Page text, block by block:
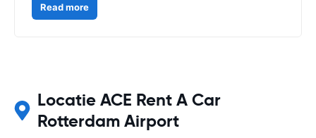
Read more
Locatie ACE Rent A Car
Rotterdam Airport